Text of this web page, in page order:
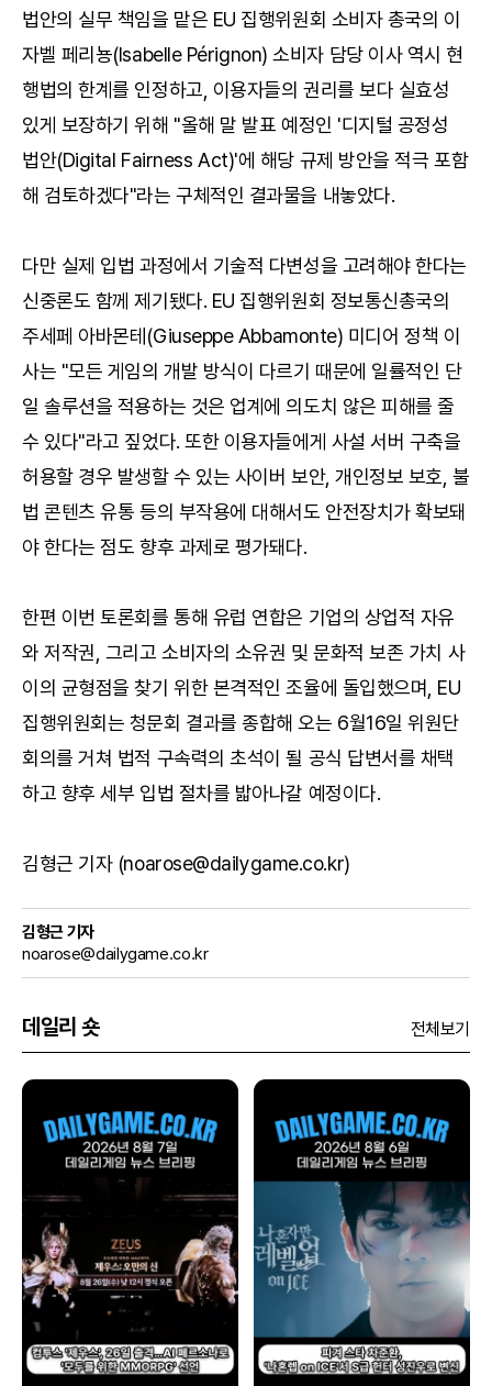
법안의 실무 책임을 맡은 EU 집행위원회 소비자 총국의 이
자벨 페리뇽(Isabelle Pérignon) 소비자 담당 이사 역시 현
행법의 한계를 인정하고, 이용자들의 권리를 보다 실효성
있게 보장하기 위해 "올해 말 발표 예정인 '디지털 공정성
법안(Digital Fairness Act)'에 해당 규제 방안을 적극 포함
해 검토하겠다"라는 구체적인 결과물을 내놓았다.
다만 실제 입법 과정에서 기술적 다변성을 고려해야 한다는
신중론도 함께 제기됐다. EU 집행위원회 정보통신총국의
주세페 아바몬테(Giuseppe Abbamonte) 미디어 정책 이
사는 "모든 게임의 개발 방식이 다르기 때문에 일률적인 단
일 솔루션을 적용하는 것은 업계에 의도치 않은 피해를 줄
수 있다"라고 짚었다. 또한 이용자들에게 사설 서버 구축을
허용할 경우 발생할 수 있는 사이버 보안, 개인정보 보호, 불
법 콘텐츠 유통 등의 부작용에 대해서도 안전장치가 확보돼
야 한다는 점도 향후 과제로 평가돼다.
한편 이번 토론회를 통해 유럽 연합은 기업의 상업적 자유
와 저작권, 그리고 소비자의 소유권 및 문화적 보존 가치 사
이의 균형점을 찾기 위한 본격적인 조율에 돌입했으며, EU
집행위원회는 청문회 결과를 종합해 오는 6월16일 위원단
회의를 거쳐 법적 구속력의 초석이 될 공식 답변서를 채택
하고 향후 세부 입법 절차를 밟아나갈 예정이다.
김형근 기자 (noarose@dailygame.co.kr)
김형근 기자
noarose@dailygame.co.kr
데일리 숏 전체보기